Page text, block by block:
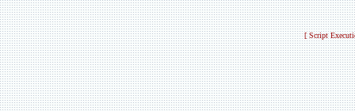
[ Script